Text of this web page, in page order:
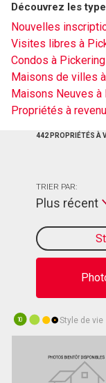
Découvrez les
Nouvelles
Visites libres à
Condos à Pickering
Maisons de villes
Maisons Neuves à
Propriétés à
442 PROPRIÉTÉS À
TRIER PAR:
Plus récent
10 Style de vie